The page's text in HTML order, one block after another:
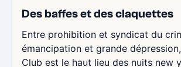
Des baffes et des claquettes
Entre prohibition et syndicat du
émancipation et grande
Club est le haut lieu des nuits new